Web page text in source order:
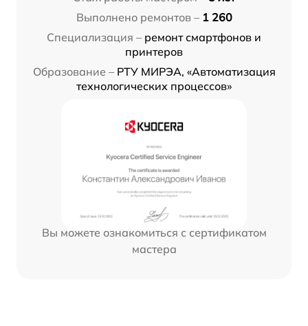
Выполнено ремонтов – 1 260
Специализация – ремонт смартфонов и
принтеров
Образование – РТУ МИРЭА, «Автоматизация
технологических процессов»
Вы можете ознакомиться с сертификатом
мастера